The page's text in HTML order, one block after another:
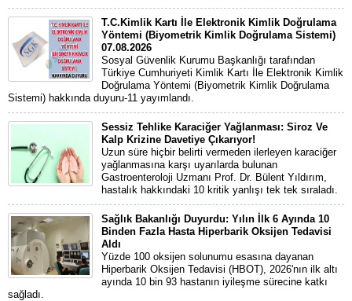
T.C.Kimlik Kartı İle Elektronik Kimlik Doğrulama
Yöntemi (Biyometrik Kimlik Doğrulama Sistemi)
07.08.2026
Sosyal Güvenlik Kurumu Başkanlığı tarafından
Türkiye Cumhuriyeti Kimlik Kartı İle Elektronik Kimlik
Doğrulama Yöntemi (Biyometrik Kimlik Doğrulama
Sistemi) hakkında duyuru-11 yayımlandı.
Sessiz Tehlike Karaciğer Yağlanması: Siroz Ve
Kalp Krizine Davetiye Çıkarıyor!
Uzun süre hiçbir belirti vermeden ilerleyen karaciğer
yağlanmasına karşı uyarılarda bulunan
Gastroenteroloji Uzmanı Prof. Dr. Bülent Yıldırım,
hastalık hakkındaki 10 kritik yanlışı tek tek sıraladı.
Sağlık Bakanlığı Duyurdu: Yılın İlk 6 Ayında 10
Binden Fazla Hasta Hiperbarik Oksijen Tedavisi
Aldı
Yüzde 100 oksijen solunumu esasına dayanan
Hiperbarik Oksijen Tedavisi (HBOT), 2026'nın ilk altı
ayında 10 bin 93 hastanın iyileşme sürecine katkı
sağladı.